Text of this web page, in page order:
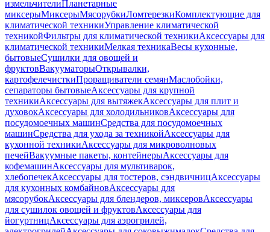
измельчителиПланетарные
миксерыМиксерыМясорубкиЛомтерезкиКомплектующие для
климатической техникиУправление климатической
техникойФильтры для климатической техникиАксессуары для
климатической техникиМелкая техникаВесы кухонные,
бытовыеСушилки для овощей и
фруктовВакууматорыОткрывалки,
картофелечисткиПроращиватели семянМаслобойки,
сепараторы бытовыеАксессуары для крупной
техникиАксессуары для вытяжекАксессуары для плит и
духовокАксессуары для холодильниковАксессуары для
посудомоечных машинСредства для посудомоечных
машинСредства для ухода за техникойАксессуары для
кухонной техникиАксессуары для микроволновых
печейВакуумные пакеты, контейнерыАксессуары для
кофемашинАксессуары для мультиварок,
хлебопечекАксессуары для тостеров, сэндвичницАксессуары
для кухонных комбайновАксессуары для
мясорубокАксессуары для блендеров, миксеровАксессуары
для сушилок овощей и фруктовАксессуары для
йогуртницАксессуары для аэрогрилей,